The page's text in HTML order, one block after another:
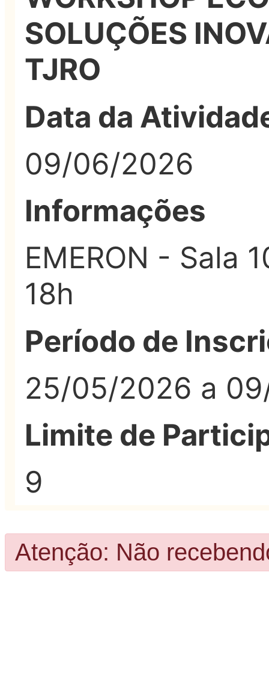
SOLUÇÕES
TJRO
Data da
09/06/2026
Informações
EMERON - Sala
18h
Período de
25/05/2026 a
Limite de
9
Atenção: Não